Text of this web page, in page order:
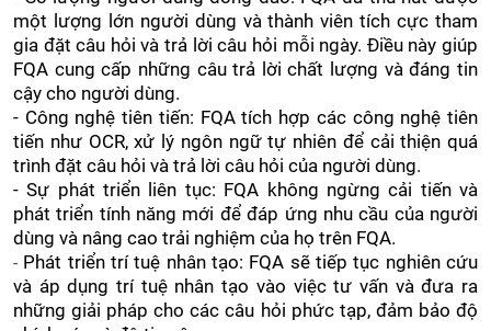
một lượng lớn người dùng và thành viên tích cực tham
gia đặt câu hỏi và trả lời câu hỏi mỗi ngày. Điều này giúp
FQA cung cấp những câu trả lời chất lượng và đáng tin
cậy cho người dùng.
- Công nghệ tiên tiến: FQA tích hợp các công nghệ tiên
tiến như OCR, xử lý ngôn ngữ tự nhiên để cải thiện quá
trình đặt câu hỏi và trả lời câu hỏi của người dùng.
- Sự phát triển liên tục: FQA không ngừng cải tiến và
phát triển tính năng mới để đáp ứng nhu cầu của người
dùng và nâng cao trải nghiệm của họ trên FQA.
- Phát triển trí tuệ nhân tạo: FQA sẽ tiếp tục nghiên cứu
và áp dụng trí tuệ nhân tạo vào việc tư vấn và đưa ra
những giải pháp cho các câu hỏi phức tạp, đảm bảo độ